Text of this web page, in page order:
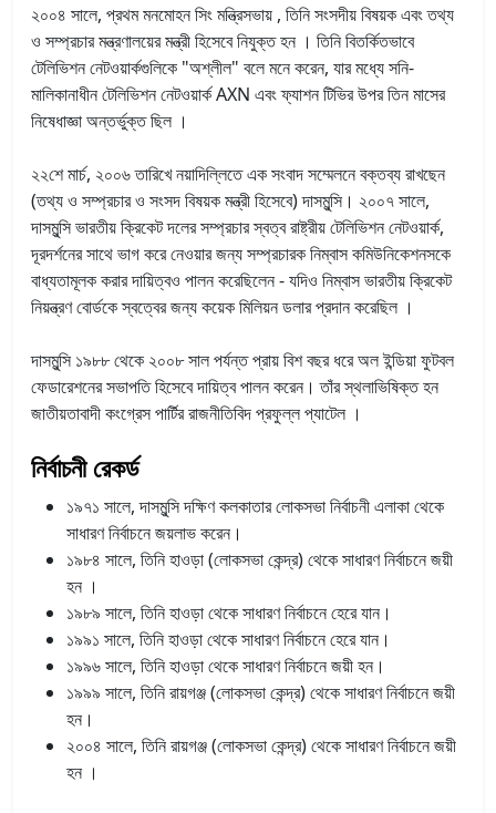
২০০৪ সালে, প্রথম মনমোহন সিং মন্ত্রিসভায় , তিনি সংসদীয় বিষয়ক এবং তথ্য
ও সম্প্রচার মন্ত্রণালয়ের মন্ত্রী হিসেবে নিযুক্ত হন । তিনি বিতর্কিতভাবে
টেলিভিশন নেটওয়ার্কগুলিকে "অশ্লীল" বলে মনে করেন, যার মধ্যে সনি-
মালিকানাধীন টেলিভিশন নেটওয়ার্ক AXN এবং ফ্যাশন টিভির উপর তিন মাসের
নিষেধাজ্ঞা অন্তর্ভুক্ত ছিল ।
২২শে মার্চ, ২০০৬ তারিখে নয়াদিল্লিতে এক সংবাদ সম্মেলনে বক্তব্য রাখছেন
(তথ্য ও সম্প্রচার ও সংসদ বিষয়ক মন্ত্রী হিসেবে) দাসমুন্সি। ২০০৭ সালে,
দাসমুন্সি ভারতীয় ক্রিকেট দলের সম্প্রচার স্বত্ব রাষ্ট্রীয় টেলিভিশন নেটওয়ার্ক,
দূরদর্শনের সাথে ভাগ করে নেওয়ার জন্য সম্প্রচারক নিম্বাস কমিউনিকেশনসকে
বাধ্যতামূলক করার দায়িত্বও পালন করেছিলেন - যদিও নিম্বাস ভারতীয় ক্রিকেট
নিয়ন্ত্রণ বোর্ডকে স্বত্বের জন্য কয়েক মিলিয়ন ডলার প্রদান করেছিল ।
দাসমুন্সি ১৯৮৮ থেকে ২০০৮ সাল পর্যন্ত প্রায় বিশ বছর ধরে অল ইন্ডিয়া ফুটবল
ফেডারেশনের সভাপতি হিসেবে দায়িত্ব পালন করেন। তাঁর স্থলাভিষিক্ত হন
জাতীয়তাবাদী কংগ্রেস পার্টির রাজনীতিবিদ প্রফুল্ল প্যাটেল ।
নির্বাচনী রেকর্ড
১৯৭১ সালে, দাসমুন্সি দক্ষিণ কলকাতার লোকসভা নির্বাচনী এলাকা থেকে
সাধারণ নির্বাচনে জয়লাভ করেন।
১৯৮৪ সালে, তিনি হাওড়া (লোকসভা কেন্দ্র) থেকে সাধারণ নির্বাচনে জয়ী
হন ।
১৯৮৯ সালে, তিনি হাওড়া থেকে সাধারণ নির্বাচনে হেরে যান।
১৯৯১ সালে, তিনি হাওড়া থেকে সাধারণ নির্বাচনে হেরে যান।
১৯৯৬ সালে, তিনি হাওড়া থেকে সাধারণ নির্বাচনে জয়ী হন।
১৯৯৯ সালে, তিনি রায়গঞ্জ (লোকসভা কেন্দ্র) থেকে সাধারণ নির্বাচনে জয়ী
হন।
২০০৪ সালে, তিনি রায়গঞ্জ (লোকসভা কেন্দ্র) থেকে সাধারণ নির্বাচনে জয়ী
হন ।